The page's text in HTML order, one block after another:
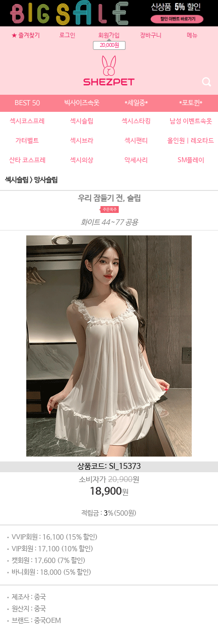
★ 즐겨찾기 로그인 회원가입
20,000원
장바구니 메뉴
BEST 50 빅사이즈속옷 *세일중* *포토퀸*
섹시코스프레 섹시슬립 섹시스타킹 남성 이벤트속옷
가터벨트 섹시브라 섹시팬티 올인원 | 레오타드
산타 코스프레 섹시의상 악세사리 SM플레이
섹시슬립 >망사슬립
우리 잠들기 전, 슬립
화이트 44~77 공용
상품코드: SI_15373
소비자가 20,900원
18,900원
적립금 : 3%(500원)
VVIP회원 : 16,100 (15% 할인)
VIP회원 : 17,100 (10% 할인)
캣회원 : 17,600 (7% 할인)
바니회원 : 18,000 (5% 할인)
제조사 : 중국
원산지 : 중국
브랜드 : 중국OEM